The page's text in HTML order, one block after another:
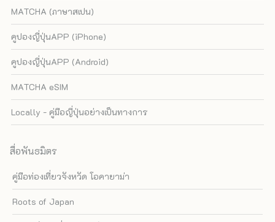
MATCHA (ภาษาสเปน)
คูปองญี่ปุ่นAPP (iPhone)
คูปองญี่ปุ่นAPP (Android)
MATCHA eSIM
Locally - คู่มือญี่ปุ่นอย่างเป็นทางการ
สื่อพันธมิตร
คู่มือท่องเที่ยวจังหวัด โอคายาม่า
Roots of Japan